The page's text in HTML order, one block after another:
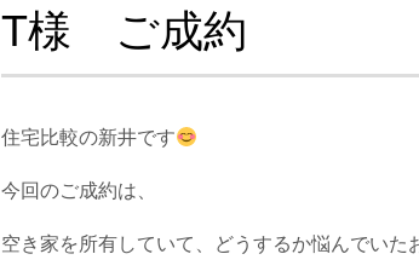
T様 ご成約
住宅比較の新井です
今回のご成約は、
空き家を所有していて、どうするか悩んでいた